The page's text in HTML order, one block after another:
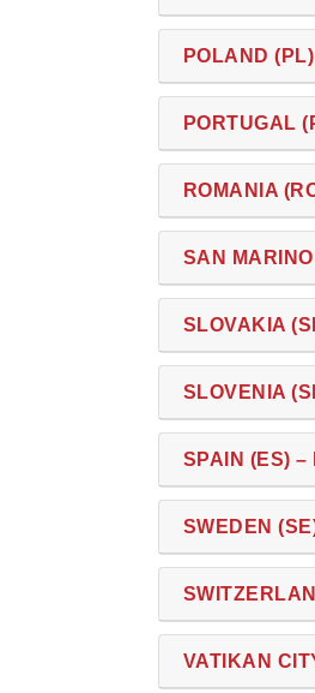
POLAND
PORTUGAL
ROMANIA
SAN
SLOVAKIA
SLOVENIA
SPAIN (ES) –
SWEDEN
VATIKAN